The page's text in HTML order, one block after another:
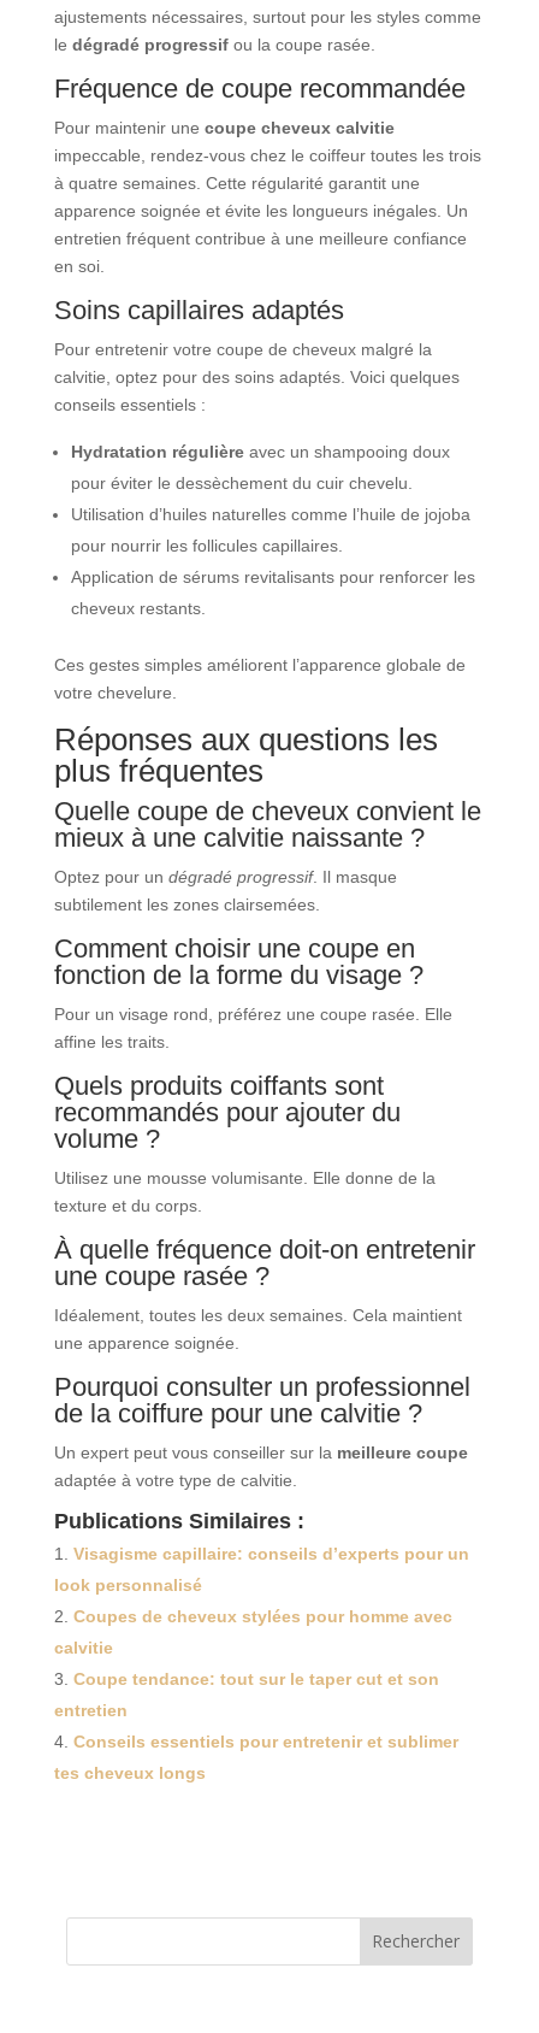
ajustements nécessaires, surtout pour les styles comme
le dégradé progressifou la coupe rasée.
Fréquence de coupe recommandée
Pour maintenir une coupe cheveux calvitie
impeccable, rendez-vous chez le coiffeur toutes les trois
à quatre semaines. Cette régularité garantit une
apparence soignée et évite les longueurs inégales. Un
entretien fréquent contribue à une meilleure confiance
en soi.
Soins capillaires adaptés
Pour entretenir votre coupe de cheveux malgré la
calvitie, optez pour des soins adaptés. Voici quelques
conseils essentiels :
Hydratation régulièreavec un shampooing doux
pour éviter le dessèchement du cuir chevelu.
Utilisation d’huiles naturelles comme l’huile de jojoba
pour nourrir les follicules capillaires.
Application de sérums revitalisants pour renforcer les
cheveux restants.
Ces gestes simples améliorent l’apparence globale de
votre chevelure.
Réponses aux questions les
plus fréquentes
Quelle coupe de cheveux convient le
mieux à une calvitie naissante ?
Optez pour un dégradé progressif. Il masque
subtilement les zones clairsemées.
Comment choisir une coupe en
fonction de la forme du visage ?
Pour un visage rond, préférez une coupe rasée. Elle
affine les traits.
Quels produits coiffants sont
recommandés pour ajouter du
volume ?
Utilisez une mousse volumisante. Elle donne de la
texture et du corps.
À quelle fréquence doit-on entretenir
une coupe rasée ?
Idéalement, toutes les deux semaines. Cela maintient
une apparence soignée.
Pourquoi consulter un professionnel
de la coiffure pour une calvitie ?
Un expert peut vous conseiller sur la meilleure coupe
adaptée à votre type de calvitie.
Publications Similaires :
Visagisme capillaire: conseils d’experts pour un
look personnalisé
Coupes de cheveux stylées pour homme avec
calvitie
Coupe tendance: tout sur le taper cut et son
entretien
Conseils essentiels pour entretenir et sublimer
tes cheveux longs